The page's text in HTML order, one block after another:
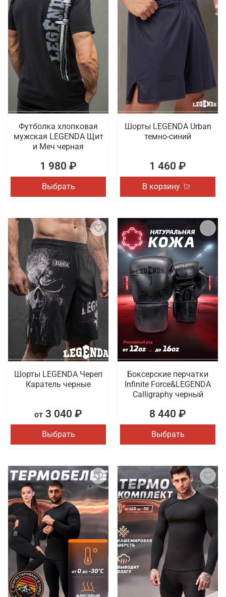
Футболка хлопковая
мужская LEGENDA Щит
и Меч черная
1 980 ₽
Выбрать
Шорты LEGENDA Urban
темно-синий
1 460 ₽
В корзину
Шорты LEGENDA Череп
Каратель черные
от 3 040 ₽
Выбрать
Боксерские перчатки
Infinite Force&LEGENDA
Calligraphy черный
8 440 ₽
Выбрать